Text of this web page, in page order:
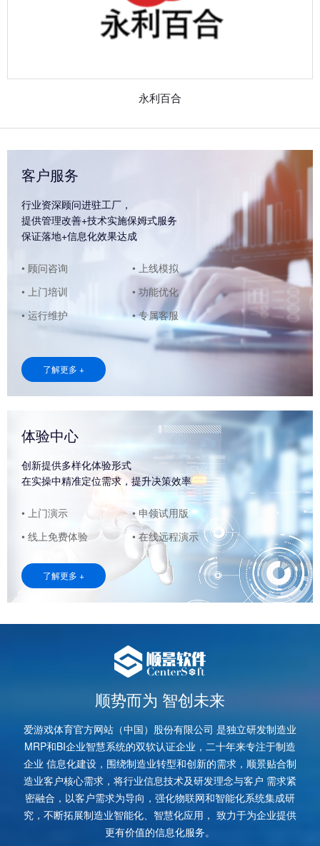
永利百合
客户服务
行业资深顾问进驻工厂，
提供管理改善+技术实施保姆式服务
保证落地+信息化效果达成
• 顾问咨询
• 上线模拟
• 上门培训
• 功能优化
• 运行维护
• 专属客服
了解更多 +
体验中心
创新提供多样化体验形式
在实操中精准定位需求，提升决策效率
• 上门演示
• 申领试用版
• 线上免费体验
• 在线远程演示
了解更多 +
顺势而为 智创未来
爱游戏体育官方网站（中国）股份有限公司 是独立研发制造业
MRP和BI企业智慧系统的双软认证企业，二十年来专注于制造
企业 信息化建设，围绕制造业转型和创新的需求，顺景贴合制
造业客户核心需求，将行业信息技术及研发理念与客户 需求紧
密融合，以客户需求为导向，强化物联网和智能化系统集成研
究，不断拓展制造业智能化、智慧化应用， 致力于为企业提供
更有价值的信息化服务。